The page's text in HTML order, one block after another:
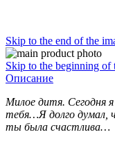
Skip to the end of the
Skip to the beginning of
Описание
Милое дитя. Сегодня
тебя…Я долго думал,
ты была счастлива…